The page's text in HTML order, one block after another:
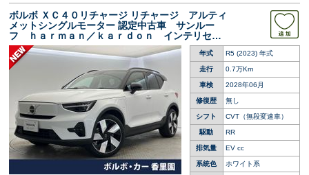
ボルボ ＸＣ４０リチャージ リチャージ アルティ
メットシングルモーター 認定中古車 サンルー
フ ｈａｒｍａｎ／ｋａｒｄｏｎ インテリセー
フ ３６０°ビューカメラ 純正９インチナビ 禁
煙車 シートヒーター パワーシート Ａｐｐｌ
ｅＣａｒＰｌａｙ パワーバックドア
年式 R5 (2023) 年式
走行 0.7万Km
車検 2028年06月
修復歴 無し
シフト CVT（無段変速車）
駆動 RR
排気量 EV cc
系統色 ホワイト系